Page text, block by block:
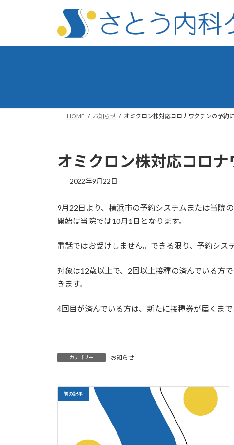
プ
動
HOME お知らせ オミクロン株対応コロナワクチンの予約
オミクロン株対応コロ
2022年9月22日
9月22日より、横浜市の予約システムまたは当院
開始は当院では10月1日となります。
電話ではお受けしません。できる限り、予約シス
対象は12歳以上で、2回以上接種の済んでいる方
きます。
4回目が済んでいる方は、新たに接種券が届くまで
カテゴリー お知らせ
前の記事